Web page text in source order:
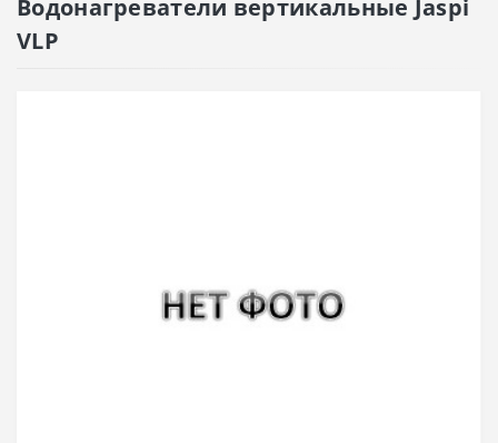
Водонагреватели вертикальные Jaspi
VLP